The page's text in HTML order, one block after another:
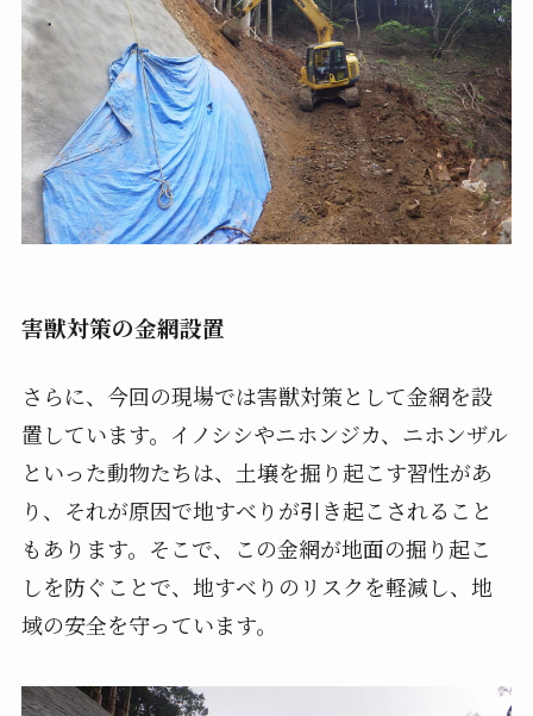
害獣対策の金網設置
さらに、今回の現場では害獣対策として金網を設
置しています。イノシシやニホンジカ、ニホンザル
といった動物たちは、土壌を掘り起こす習性があ
り、それが原因で地すべりが引き起こされること
もあります。そこで、この金網が地面の掘り起こ
しを防ぐことで、地すべりのリスクを軽減し、地
域の安全を守っています。